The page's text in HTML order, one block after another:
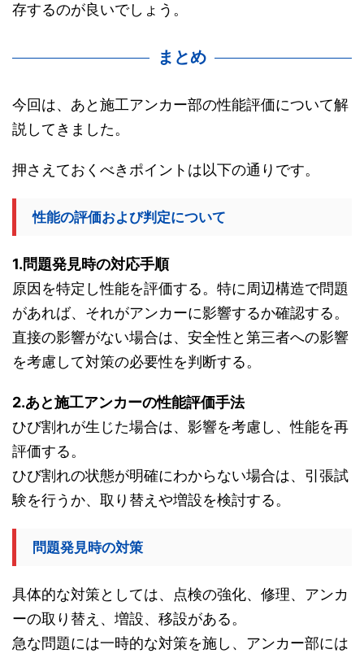
存するのが良いでしょう。
まとめ
今回は、あと施工アンカー部の性能評価について解
説してきました。
押さえておくべきポイントは以下の通りです。
性能の評価および判定について
1.問題発見時の対応手順
原因を特定し性能を評価する。特に周辺構造で問題
があれば、それがアンカーに影響するか確認する。
直接の影響がない場合は、安全性と第三者への影響
を考慮して対策の必要性を判断する。
2.あと施工アンカーの性能評価手法
ひび割れが生じた場合は、影響を考慮し、性能を再
評価する。
ひび割れの状態が明確にわからない場合は、引張試
験を行うか、取り替えや増設を検討する。
問題発見時の対策
具体的な対策としては、点検の強化、修理、アンカ
ーの取り替え、増設、移設がある。
急な問題には一時的な対策を施し、アンカー部には